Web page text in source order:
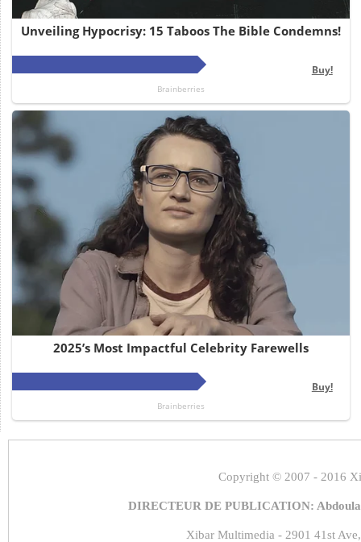
Copyright © 2007 - 2016
DIRECTEUR DE PUBLICATION:
Xibar Multimedia - 2901 41st